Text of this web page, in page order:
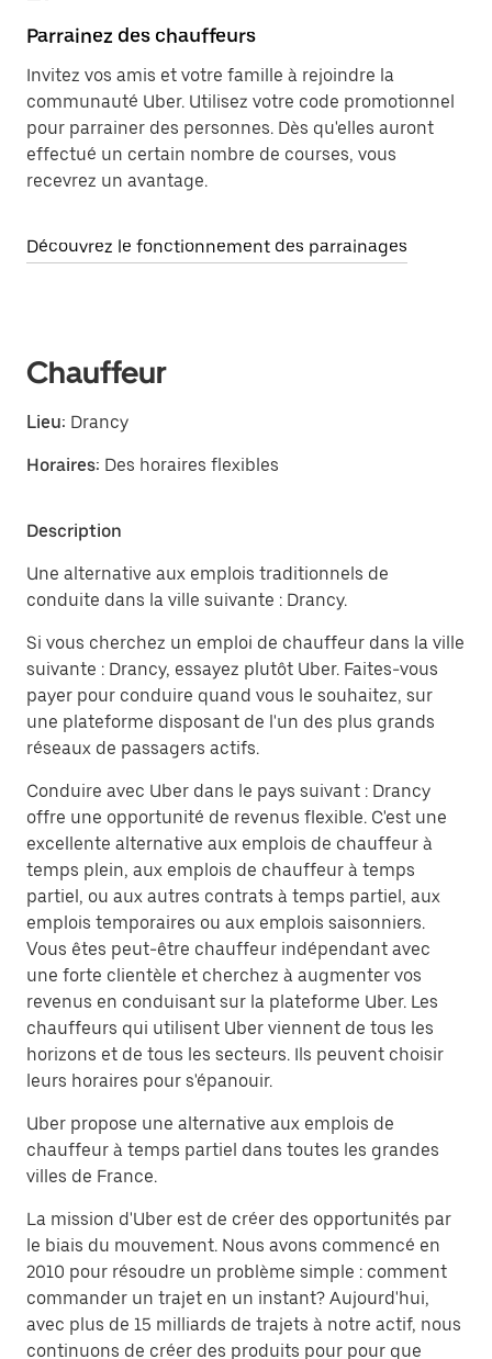
Parrainez des chauffeurs
Invitez vos amis et votre famille à rejoindre la
communauté Uber. Utilisez votre code promotionnel
pour parrainer des personnes. Dès qu'elles auront
effectué un certain nombre de courses, vous
recevrez un avantage.
Découvrez le fonctionnement des parrainages
Chauffeur
Lieu: Drancy
Horaires: Des horaires flexibles
Description
Une alternative aux emplois traditionnels de
conduite dans la ville suivante : Drancy.
Si vous cherchez un emploi de chauffeur dans la ville
suivante : Drancy, essayez plutôt Uber. Faites-vous
payer pour conduire quand vous le souhaitez, sur
une plateforme disposant de l'un des plus grands
réseaux de passagers actifs.
Conduire avec Uber dans le pays suivant : Drancy
offre une opportunité de revenus flexible. C'est une
excellente alternative aux emplois de chauffeur à
temps plein, aux emplois de chauffeur à temps
partiel, ou aux autres contrats à temps partiel, aux
emplois temporaires ou aux emplois saisonniers.
Vous êtes peut-être chauffeur indépendant avec
une forte clientèle et cherchez à augmenter vos
revenus en conduisant sur la plateforme Uber. Les
chauffeurs qui utilisent Uber viennent de tous les
horizons et de tous les secteurs. Ils peuvent choisir
leurs horaires pour s'épanouir.
Uber propose une alternative aux emplois de
chauffeur à temps partiel dans toutes les grandes
villes de France.
La mission d'Uber est de créer des opportunités par
le biais du mouvement. Nous avons commencé en
2010 pour résoudre un problème simple : comment
commander un trajet en un instant? Aujourd'hui,
avec plus de 15 milliards de trajets à notre actif, nous
continuons de créer des produits pour pour que